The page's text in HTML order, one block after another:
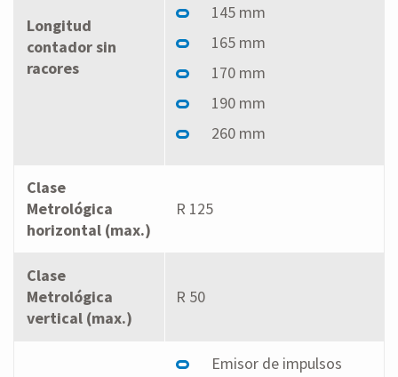
Longitud
contador sin
racores
145 mm
165 mm
170 mm
190 mm
260 mm
Clase
Metrológica
horizontal (max.)
R 125
Clase
Metrológica
vertical (max.)
R 50
Emisor de impulsos